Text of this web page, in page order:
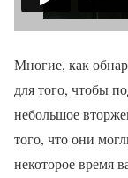
Многие, как
для того, чтобы
небольшое
того, что они
некоторое время